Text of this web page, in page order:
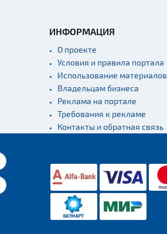
ИНФОРМАЦИЯ
О проекте
Условия и правила портала
Использование материалов
Владельцам бизнеса
Реклама на портале
Требования к рекламе
Контакты и обратная связь